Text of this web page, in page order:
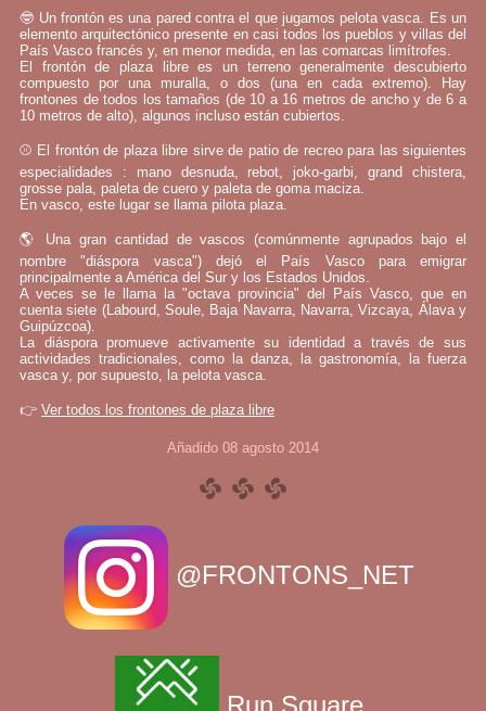
🤓 Un frontón es una pared contra el que jugamos pelota vasca. Es un
elemento arquitectónico presente en casi todos los pueblos y villas del
País Vasco francés y, en menor medida, en las comarcas limítrofes.
El frontón de plaza libre es un terreno generalmente descubierto
compuesto por una muralla, o dos (una en cada extremo). Hay
frontones de todos los tamaños (de 10 a 16 metros de ancho y de 6 a
10 metros de alto), algunos incluso están cubiertos.
⚾ El frontón de plaza libre sirve de patio de recreo para las siguientes
especialidades : mano desnuda, rebot, joko-garbi, grand chistera,
grosse pala, paleta de cuero y paleta de goma maciza.
En vasco, este lugar se llama pilota plaza.
🌎 Una gran cantidad de vascos (comúnmente agrupados bajo el
nombre "diáspora vasca") dejó el País Vasco para emigrar
principalmente a América del Sur y los Estados Unidos.
A veces se le llama la "octava provincia" del País Vasco, que en
cuenta siete (Labourd, Soule, Baja Navarra, Navarra, Vizcaya, Álava y
Guipúzcoa).
La diáspora promueve activamente su identidad a través de sus
actividades tradicionales, como la danza, la gastronomía, la fuerza
vasca y, por supuesto, la pelota vasca.
👉 Ver todos los frontones de plaza libre
Añadido 08 agosto 2014
@FRONTONS_NET